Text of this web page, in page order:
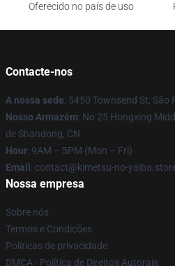
Oferecido no país de uso
Contacte-nos
A nossa sede: 5450 Townsend St, São
Nosso Armazém: No 25 Hongxing
de Shandong, CN
Hour: 9AM – 5PM (Mon – Fri)
Email : contact@kimetsu-no-
Nossa empresa
Sobre nós
Termos e Condições
Políticas de privacidade
DMCA - Política de Direitos Autorais